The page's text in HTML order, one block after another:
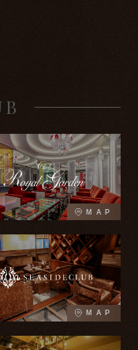
MAP
MAP